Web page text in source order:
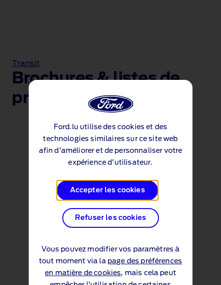
Ford.lu utilise des cookies et des
technologies similaires sur ce site web
afin d'améliorer et de personnaliser votre
expérience d'utilisateur.
Accepter les cookies
Refuser les cookies
Vous pouvez modifier vos paramètres à
tout moment via la page des préférences
en matière de cookies, mais cela peut
Transit
Brochures & listes de
prix Ford Transit
BROCHURES
Brochure Transit (PDF 5.8MB)
LISTES DE PRIX
Liste de prix Transit Van
ACCESSOIRES